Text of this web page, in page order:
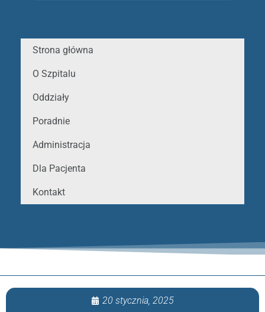
Strona główna
O Szpitalu
Oddziały
Poradnie
Administracja
Dla Pacjenta
Kontakt
20 stycznia, 2025